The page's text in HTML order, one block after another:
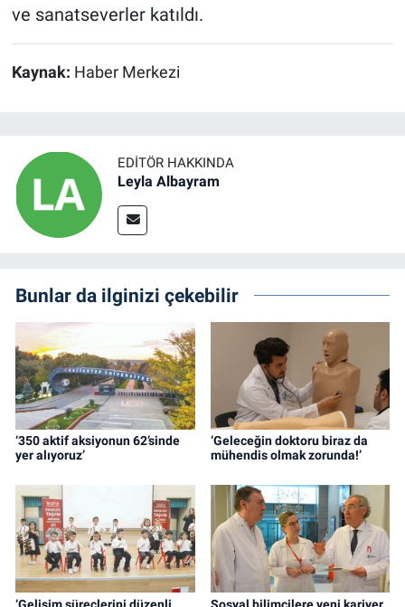
ve sanatseverler katıldı.
Kaynak: Haber Merkezi
EDITÖR HAKKINDA
Leyla Albayram
Bunlar da ilginizi çekebilir
‘350 aktif aksiyonun 62’sinde
yer alıyoruz’
‘Geleceğin doktoru biraz da
mühendis olmak zorunda!’
‘Gelişim süreçlerini düzenli Sosyal bilimcilere yeni kariyer